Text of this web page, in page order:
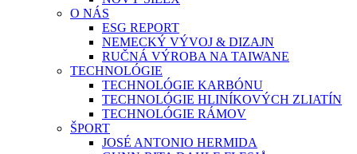
O NÁS
ESG REPORT
NEMECKÝ VÝVOJ & DIZAJN
RUČNÁ VÝROBA NA TAIWANE
TECHNOLÓGIE
TECHNOLÓGIE KARBÓNU
TECHNOLÓGIE HLINÍKOVÝCH ZLIATÍN
TECHNOLÓGIE RÁMOV
ŠPORT
JOSÉ ANTONIO HERMIDA